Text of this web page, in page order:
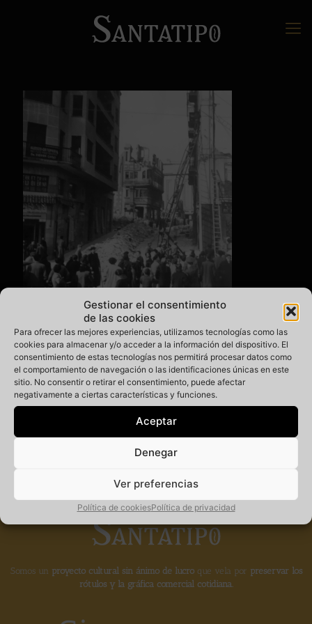
Gestionar el consentimiento
de las cookies
Para ofrecer las mejores experiencias, utilizamos tecnologías como las
cookies para almacenar y/o acceder a la información del dispositivo. El
consentimiento de estas tecnologías nos permitirá procesar datos como
el comportamiento de navegación o las identificaciones únicas en este
sitio. No consentir o retirar el consentimiento, puede afectar
negativamente a ciertas características y funciones.
Aceptar
Denegar
Ver preferencias
Política de cookiesPolítica de privacidad
Miembro
fundador de la
Somos un proyecto cultural sin ánimo de lucroque vela por preservar los
rótulos y la gráfica comercial cotidiana.